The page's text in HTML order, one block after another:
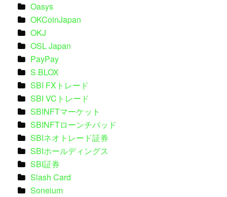
Oasys
OKCoinJapan
OKJ
OSL Japan
PayPay
S.BLOX
SBI FXトレード
SBI VCトレード
SBINFTマーケット
SBINFTローンチパッド
SBIネオトレード証券
SBIホールディングス
SBI証券
Slash Card
Soneium